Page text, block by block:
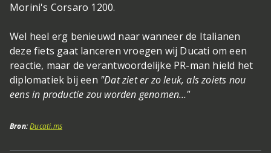
Morini's Corsaro 1200.
Wel heel erg benieuwd naar wanneer de Italianen
deze fiets gaat lanceren vroegen wij Ducati om een
reactie, maar de verantwoordelijke PR-man hield het
diplomatiek bij een "Dat ziet er zo leuk, als zoiets nou
eens in productie zou worden genomen…"
Bron:Ducati.ms